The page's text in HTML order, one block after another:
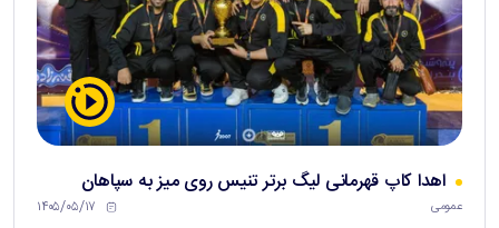
اهدا کاپ قهرمانی لیگ برتر تنیس روی میز به سپاهان
عمومی ۱۴۰۵/۰۵/۱۷